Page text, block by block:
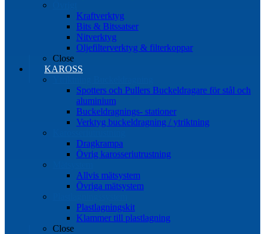
Kraftverktyg
Bits & Bitssatser
Nitverktyg
Oljefilterverktyg & filterkoppar
Close
KAROSS
Spotters och Pullers Buckeldragare för stål och
aluminium
Buckeldragnings- stationer
Verktyg buckeldragning / ytriktning
Dragkrampa
Övrig karosseriutrustning
Allvis mätsystem
Övriga mätsystem
Plastlagningskit
Klammer till plastlagning
Close